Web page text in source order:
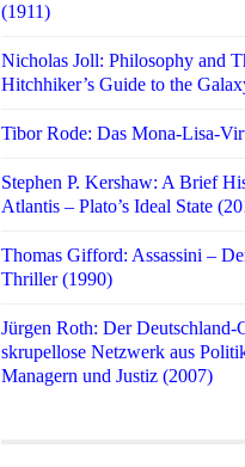
(1911)
Nicholas Joll: Philosophy and
Hitchhiker’s Guide to the
Tibor Rode: Das Mona-Lisa-
Stephen P. Kershaw: A Brief
Atlantis – Plato’s Ideal State
Thomas Gifford: Assassini –
Thriller (1990)
Jürgen Roth: Der Deutschland-
skrupellose Netzwerk aus
Managern und Justiz (2007)